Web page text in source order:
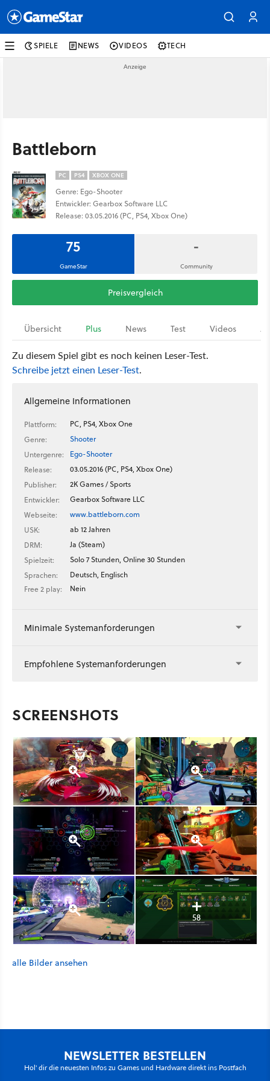
SPIELE NEWS VIDEOS TECH
Battleborn
PC PS4 XBOX ONE
Genre: Ego-Shooter
Entwickler: Gearbox Software LLC
Release: 03.05.2016 (PC, PS4, Xbox One)
75
GameStar
-
Community
Preisvergleich
Übersicht Plus News Test Videos
Zu diesem Spiel gibt es noch keinen Leser-Test.
Schreibe jetzt einen Leser-Test.
Allgemeine Informationen
Plattform:
PC, PS4, Xbox One
Genre:
Shooter
Untergenre:
Ego-Shooter
Release:
03.05.2016 (PC, PS4, Xbox One)
Publisher:
2K Games / Sports
Entwickler:
Gearbox Software LLC
Webseite:
www.battleborn.com
USK:
ab 12 Jahren
DRM:
Ja (Steam)
Spielzeit:
Solo 7 Stunden, Online 30 Stunden
Sprachen:
Deutsch, Englisch
Free 2 play:
Nein
Minimale Systemanforderungen
Empfohlene Systemanforderungen
SCREENSHOTS
58
alle Bilder ansehen
NEWSLETTER BESTELLEN
Hol' dir die neuesten Infos zu Games und Hardware direkt ins Postfach